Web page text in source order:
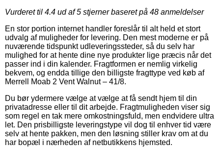
Vurderet til 4.4 ud af 5 stjerner baseret på 48 anmeldelser
En stor portion internet handler foreslår til alt held et stort
udvalg af muligheder for levering. Den mest moderne er på
nuværende tidspunkt udleveringssteder, så du selv har
mulighed for at hente dine nye produkter lige præcis når det
passer ind i din kalender. Fragtformen er nemlig virkelig
bekvem, og endda tillige den billigste fragttype ved køb af
Merrell Moab 2 Vent Walnut – 41/8.
Du bør ydermere vælge at vælge at få sendt hjem til din
privatadresse eller til dit arbejde. Fragtmuligheden viser sig
som regel en tak mere omkostningsfuld, men endvidere ultra
let. Den prisbilligste leveringstype vil dog til enhver tid være
selv at hente pakken, men den løsning stiller krav om at du
har bopæl i nærheden af netbutikkens hjemsted.